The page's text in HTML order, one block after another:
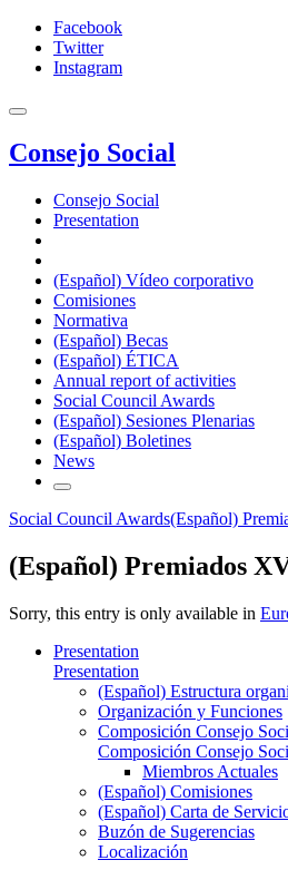
Facebook
Twitter
Instagram
Consejo Social
Consejo Social
Presentation
(Español) Vídeo corporativo
Comisiones
Normativa
(Español) Becas
(Español) ÉTICA
Annual report of activities
Social Council Awards
(Español) Sesiones Plenarias
(Español) Boletines
News
Social Council Awards(Español)
(Español) Premiados
Sorry, this entry is only available in
Presentation
Presentation
(Español) Estructura
Organización y Funciones
Composición Consejo
Composición Consejo
Miembros Actuales
(Español) Comisiones
(Español) Carta de
Buzón de Sugerencias
Localización